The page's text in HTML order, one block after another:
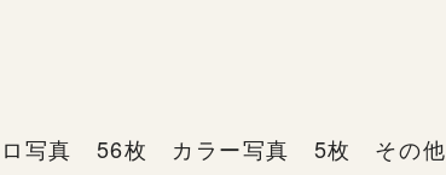
ロ写真 56枚 カラー写真 5枚 その他